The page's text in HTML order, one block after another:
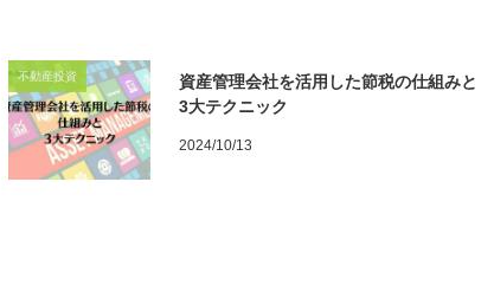
不動産投資
資産管理会社を活用した節税の仕組みと
3大テクニック
2024/10/13